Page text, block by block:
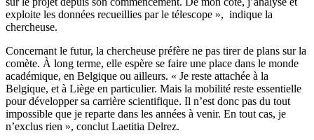
exploite les données recueillies par le télescope », indique la
chercheuse.
Concernant le futur, la chercheuse préfère ne pas tirer de plans sur la
comète. À long terme, elle espère se faire une place dans le monde
académique, en Belgique ou ailleurs. « Je reste attachée à la
Belgique, et à Liège en particulier. Mais la mobilité reste essentielle
pour développer sa carrière scientifique. Il n’est donc pas du tout
impossible que je reparte dans les années à venir. En tout cas, je
n’exclus rien », conclut Laetitia Delrez.